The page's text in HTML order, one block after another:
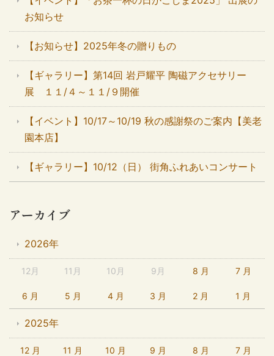
お知らせ
【お知らせ】2025年冬の贈りもの
【ギャラリー】第14回 岩戸耀平 陶磁アクセサリー
展 １１/４～１１/９開催
【イベント】10/17～10/19 秋の感謝祭のご案内【美老
園本店】
【ギャラリー】10/12（日） 街角ふれあいコンサート
アーカイブ
2026年
12月 11月 10月 9月 8 月 7 月
6 月 5 月 4 月 3 月 2 月 1 月
2025年
12 月 11 月 10 月 9 月 8 月 7 月